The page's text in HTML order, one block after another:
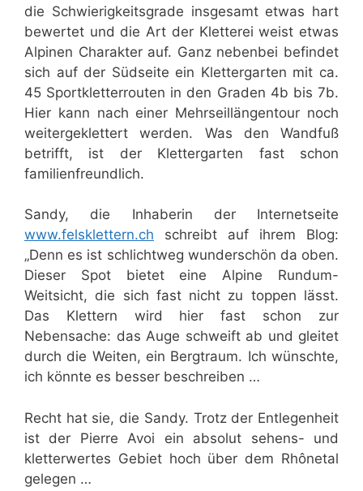
die Schwierigkeitsgrade insgesamt etwas hart
bewertet und die Art der Kletterei weist etwas
Alpinen Charakter auf. Ganz nebenbei befindet
sich auf der Südseite ein Klettergarten mit ca.
45 Sportkletterrouten in den Graden 4b bis 7b.
Hier kann nach einer Mehrseillängentour noch
weitergeklettert werden. Was den Wandfuß
betrifft, ist der Klettergarten fast schon
familienfreundlich.
Sandy, die Inhaberin der Internetseite
www.felsklettern.ch schreibt auf ihrem Blog:
„Denn es ist schlichtweg wunderschön da oben.
Dieser Spot bietet eine Alpine Rundum-
Weitsicht, die sich fast nicht zu toppen lässt.
Das Klettern wird hier fast schon zur
Nebensache: das Auge schweift ab und gleitet
durch die Weiten, ein Bergtraum. Ich wünschte,
ich könnte es besser beschreiben …
Recht hat sie, die Sandy. Trotz der Entlegenheit
ist der Pierre Avoi ein absolut sehens- und
kletterwertes Gebiet hoch über dem Rhônetal
gelegen …